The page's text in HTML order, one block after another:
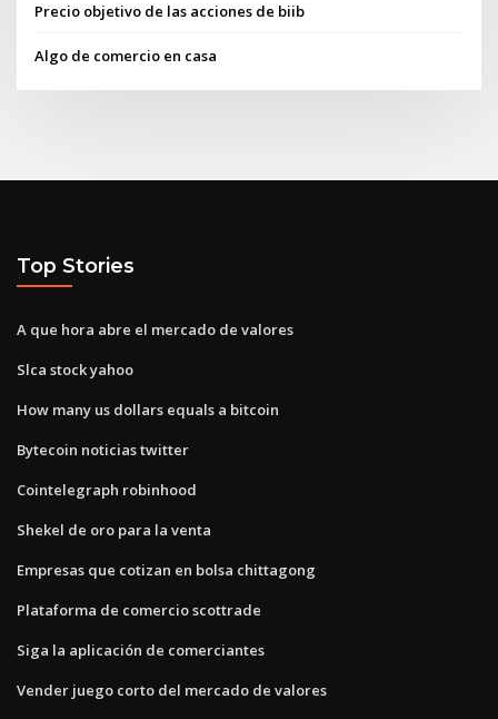
Precio objetivo de las acciones de biib
Algo de comercio en casa
Top Stories
A que hora abre el mercado de valores
Slca stock yahoo
How many us dollars equals a bitcoin
Bytecoin noticias twitter
Cointelegraph robinhood
Shekel de oro para la venta
Empresas que cotizan en bolsa chittagong
Plataforma de comercio scottrade
Siga la aplicación de comerciantes
Vender juego corto del mercado de valores